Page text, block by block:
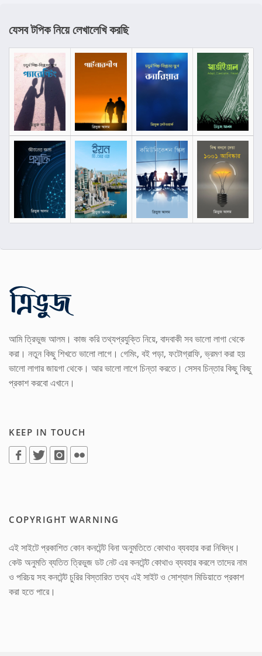
যেসব টপিক নিয়ে লেখালেখি করছি
আমি ত্রিভুজ আলম। কাজ করি তথ্যপ্রযুক্তি নিয়ে, বাদবাকী সব ভালো লাগা থেকে
করা। নতুন কিছু শিখতে ভালো লাগে। গেমিং, বই পড়া, ফটোগ্রাফি, ভ্রমণ করা হয়
ভালো লাগার জায়গা থেকে। আর ভালো লাগে চিন্তা করতে। সেসব চিন্তার কিছু কিছু
প্রকাশ করবো এখানে।
KEEP IN TOUCH
COPYRIGHT WARNING
এই সাইটে প্রকাশিত কোন কনটেন্ট বিনা অনুমতিতে কোথাও ব্যবহার করা নিষিদ্ধ।
কেউ অনুমতি ব্যতিত ত্রিভুজ ডট নেট এর কনটেন্ট কোথাও ব্যবহার করলে তাদের নাম
ও পরিচয় সহ কনটেন্ট চুরির বিস্তারিত তথ্য এই সাইট ও সোশ্যাল মিডিয়াতে প্রকাশ
করা হতে পারে।